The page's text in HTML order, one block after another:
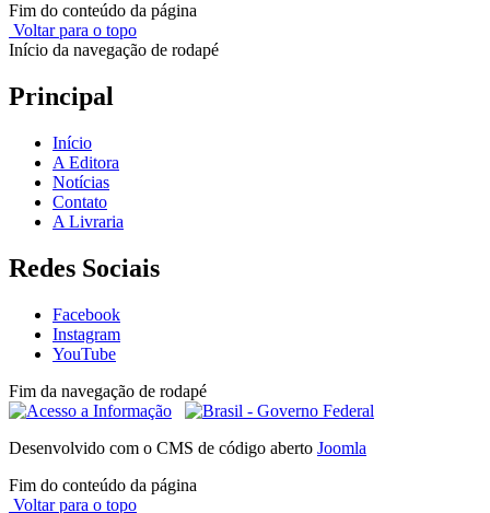
Fim do conteúdo da página
Voltar para o topo
Início da navegação de rodapé
Principal
Início
A Editora
Notícias
Contato
A Livraria
Redes Sociais
Facebook
Instagram
YouTube
Fim da navegação de rodapé
Desenvolvido com o CMS de código aberto Joomla
Fim do conteúdo da página
Voltar para o topo